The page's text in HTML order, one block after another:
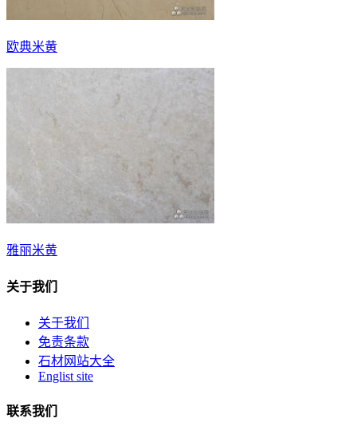
欧典米黄
雅丽米黄
关于我们
关于我们
免责条款
石材网站大全
Englist site
联系我们